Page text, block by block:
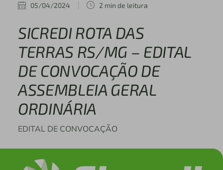
05/04/2024 2 min de leitura
SICREDI ROTA DAS
TERRAS RS/MG – EDITAL
DE CONVOCAÇÃO DE
ASSEMBLEIA GERAL
ORDINÁRIA
EDITAL DE CONVOCAÇÃO